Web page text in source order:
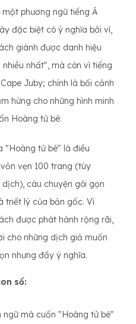
phương ngữ tiếng Ả
đặc biệt có ý nghĩa bởi vì,
giành được danh hiệu
nhất", mà còn vì tiếng
Juby; chính là bối cảnh
hứng cho những hình minh
Hoàng tử bé.
"Hoàng tử bé" là điều
vẹn 100 trang (tùy
câu chuyện gói gọn
triết lý của bản gốc. Vì
được phát hành rộng rãi,
cho những dịch giả muốn
nhưng đầy ý nghĩa.
số:
ngữ mà cuốn "Hoàng tử bé"